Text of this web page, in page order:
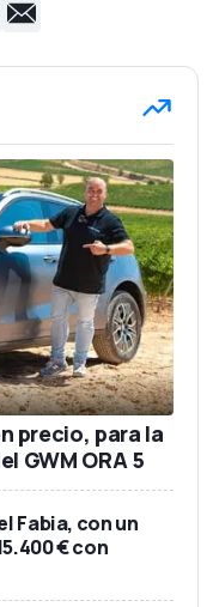
precio, para la
GWM ORA 5
Fabia, con un
€ con